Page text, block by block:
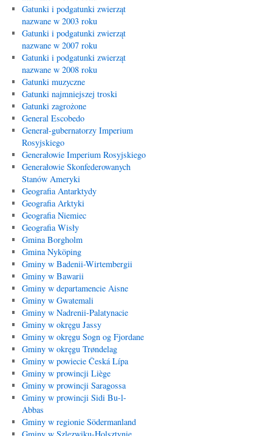
Gatunki i podgatunki zwierząt
nazwane w 2003 roku
Gatunki i podgatunki zwierząt
nazwane w 2007 roku
Gatunki i podgatunki zwierząt
nazwane w 2008 roku
Gatunki muzyczne
Gatunki najmniejszej troski
Gatunki zagrożone
General Escobedo
Generał-gubernatorzy Imperium
Rosyjskiego
Generałowie Imperium Rosyjskiego
Generałowie Skonfederowanych
Stanów Ameryki
Geografia Antarktydy
Geografia Arktyki
Geografia Niemiec
Geografia Wisły
Gmina Borgholm
Gmina Nyköping
Gminy w Badenii-Wirtembergii
Gminy w Bawarii
Gminy w departamencie Aisne
Gminy w Gwatemali
Gminy w Nadrenii-Palatynacie
Gminy w okręgu Jassy
Gminy w okręgu Sogn og Fjordane
Gminy w okręgu Trøndelag
Gminy w powiecie Česká Lípa
Gminy w prowincji Liège
Gminy w prowincji Saragossa
Gminy w prowincji Sidi Bu-l-
Abbas
Gminy w regionie Södermanland